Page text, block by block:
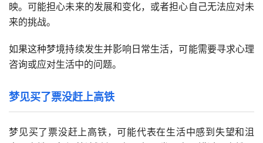
映。可能担心未来的发展和变化，或者担心自己无法应对未
来的挑战。
如果这种梦境持续发生并影响日常生活，可能需要寻求心理
咨询或应对生活中的问题。
梦见买了票没赶上高铁
梦见买了票没赶上高铁，可能代表在生活中感到失望和沮